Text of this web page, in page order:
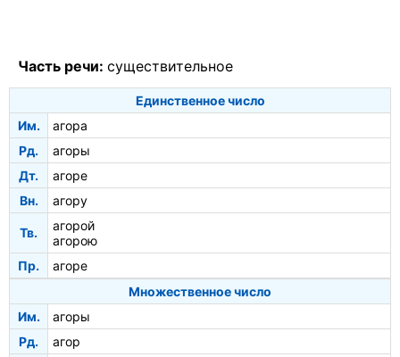
Часть речи: существительное
Единственное число
Им.
агора
Рд.
агоры
Дт.
агоре
Вн.
агору
Тв.
агорой
агорою
Пр.
агоре
Множественное число
Им.
агоры
Рд.
агор